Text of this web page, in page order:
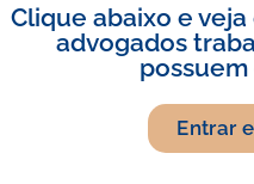
Clique abaixo e
advogados
Entrar